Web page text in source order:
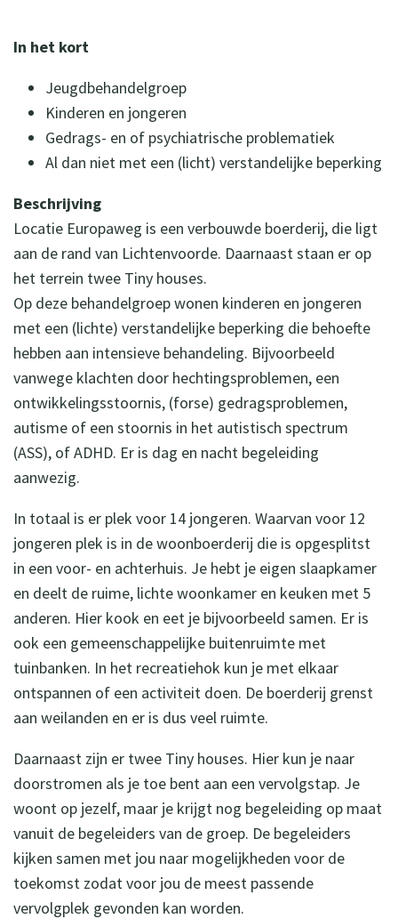
In het kort
Jeugdbehandelgroep
Kinderen en jongeren
Gedrags- en of psychiatrische problematiek
Al dan niet met een (licht) verstandelijke beperking
Beschrijving
Locatie Europaweg is een verbouwde boerderij, die ligt
aan de rand van Lichtenvoorde. Daarnaast staan er op
het terrein twee Tiny houses.
Op deze behandelgroep wonen kinderen en jongeren
met een (lichte) verstandelijke beperking die behoefte
hebben aan intensieve behandeling. Bijvoorbeeld
vanwege klachten door hechtingsproblemen, een
ontwikkelingsstoornis, (forse) gedragsproblemen,
autisme of een stoornis in het autistisch spectrum
(ASS), of ADHD. Er is dag en nacht begeleiding
aanwezig.
In totaal is er plek voor 14 jongeren. Waarvan voor 12
jongeren plek is in de woonboerderij die is opgesplitst
in een voor- en achterhuis. Je hebt je eigen slaapkamer
en deelt de ruime, lichte woonkamer en keuken met 5
anderen. Hier kook en eet je bijvoorbeeld samen. Er is
ook een gemeenschappelijke buitenruimte met
tuinbanken. In het recreatiehok kun je met elkaar
ontspannen of een activiteit doen. De boerderij grenst
aan weilanden en er is dus veel ruimte.
Daarnaast zijn er twee Tiny houses. Hier kun je naar
doorstromen als je toe bent aan een vervolgstap. Je
woont op jezelf, maar je krijgt nog begeleiding op maat
vanuit de begeleiders van de groep. De begeleiders
kijken samen met jou naar mogelijkheden voor de
toekomst zodat voor jou de meest passende
vervolgplek gevonden kan worden.